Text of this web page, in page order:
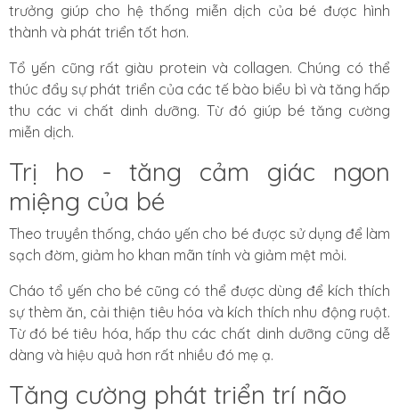
trưởng giúp cho hệ thống miễn dịch của bé được hình
thành và phát triển tốt hơn.
Tổ yến cũng rất giàu protein và collagen. Chúng có thể
thúc đẩy sự phát triển của các tế bào biểu bì và tăng hấp
thu các vi chất dinh dưỡng. Từ đó giúp bé tăng cường
miễn dịch.
Trị ho - tăng cảm giác ngon
miệng của bé
Theo truyền thống, cháo yến cho bé được sử dụng để làm
sạch đờm, giảm ho khan mãn tính và giảm mệt mỏi.
Cháo tổ yến cho bé cũng có thể được dùng để kích thích
sự thèm ăn, cải thiện tiêu hóa và kích thích nhu động ruột.
Từ đó bé tiêu hóa, hấp thu các chất dinh dưỡng cũng dễ
dàng và hiệu quả hơn rất nhiều đó mẹ ạ.
Tăng cường phát triển trí não